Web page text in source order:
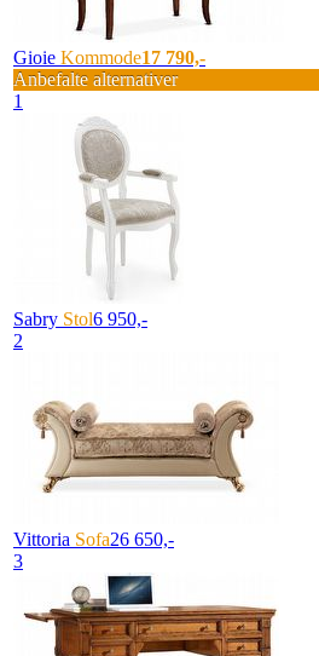
Gioie Kommode17 790,-
Anbefalte alternativer
1
Sabry Stol6 950,-
2
Vittoria Sofa26 650,-
3